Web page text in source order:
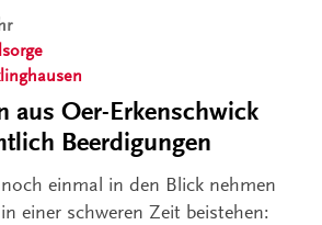
aus Oer-Erkenschwick
Beerdigungen
einmal in den Blick nehmen
einer schweren Zeit beistehen: